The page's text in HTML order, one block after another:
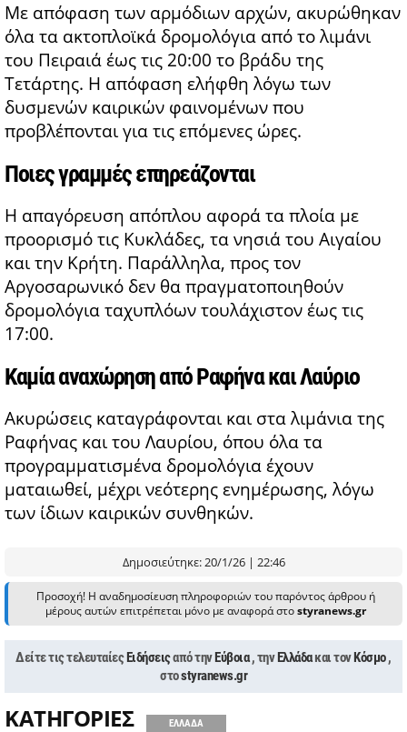
Με απόφαση των αρμόδιων αρχών, ακυρώθηκαν
όλα τα ακτοπλοϊκά δρομολόγια από το λιμάνι
του Πειραιά έως τις 20:00 το βράδυ της
Τετάρτης. Η απόφαση ελήφθη λόγω των
δυσμενών καιρικών φαινομένων που
προβλέπονται για τις επόμενες ώρες.
Ποιες γραμμές επηρεάζονται
Η απαγόρευση απόπλου αφορά τα πλοία με
προορισμό τις Κυκλάδες, τα νησιά του Αιγαίου
και την Κρήτη. Παράλληλα, προς τον
Αργοσαρωνικό δεν θα πραγματοποιηθούν
δρομολόγια ταχυπλόων τουλάχιστον έως τις
17:00.
Καμία αναχώρηση από Ραφήνα και Λαύριο
Ακυρώσεις καταγράφονται και στα λιμάνια της
Ραφήνας και του Λαυρίου, όπου όλα τα
προγραμματισμένα δρομολόγια έχουν
ματαιωθεί, μέχρι νεότερης ενημέρωσης, λόγω
των ίδιων καιρικών συνθηκών.
Δημοσιεύτηκε: 20/1/26 | 22:46
Προσοχή! Η αναδημοσίευση πληροφοριών του παρόντος άρθρου ή
μέρους αυτών επιτρέπεται μόνο με αναφορά στοstyranews.gr
Δείτε τις τελευταίεςΕιδήσειςαπό τηνΕύβοια , τηνΕλλάδακαι τονΚόσμο,
στοstyranews.gr
ΚΑΤΗΓΟΡΙΕΣ ΕΛΛΑΔΑ